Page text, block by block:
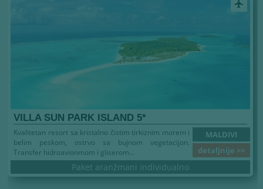
airplanemode_active
VILLA SUN PARK ISLAND 5*
MALDIVI
detaljnije >>
Kvalitetan resort sa kristalno čistim tirkiznim morem i
belim peskom, ostrvo sa bujnom vegetacijon.
Transfer hidroavionmom i gliserom...
Paket aranžmani individualno